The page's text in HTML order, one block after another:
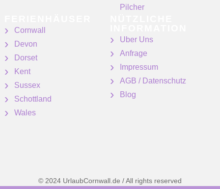
Pilcher
Cornwall
Devon
Dorset
Kent
Sussex
Schottland
Wales
Uber Uns
Anfrage
Impressum
AGB / Datenschutz
Blog
© 2024 UrlaubCornwall.de / All rights reserved